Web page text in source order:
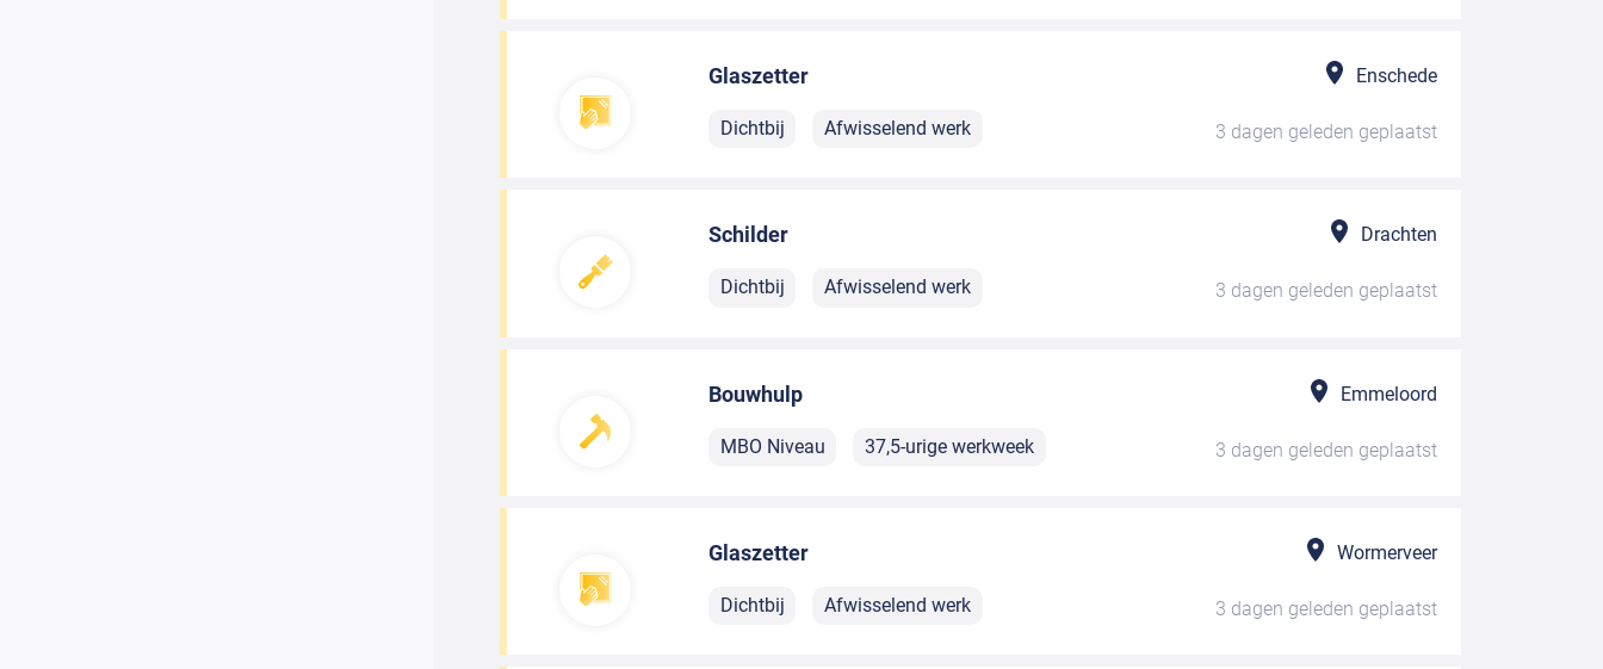
Glaszetter Enschede
Dichtbij Afwisselend werk 3 dagen geleden geplaatst
Schilder Drachten
Dichtbij Afwisselend werk 3 dagen geleden geplaatst
Bouwhulp Emmeloord
MBO Niveau 37,5-urige werkweek 3 dagen geleden geplaatst
Glaszetter Wormerveer
Dichtbij Afwisselend werk 3 dagen geleden geplaatst